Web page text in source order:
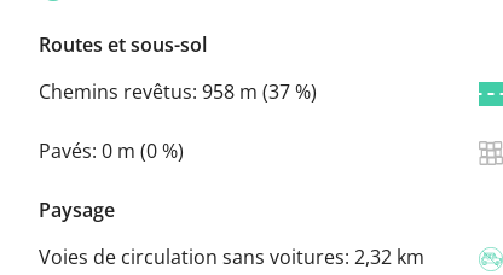
Routes et sous-sol
Chemins revêtus: 958 m (37 %)
Pavés: 0 m (0 %)
Paysage
Voies de circulation sans voitures: 2,32 km